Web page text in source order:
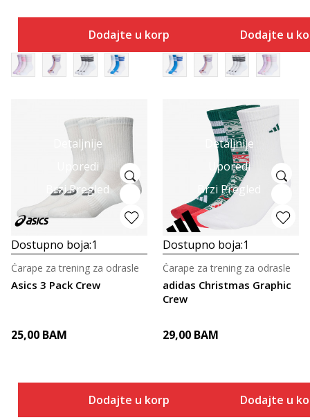
Dodajte u korpu Dodajte u
Detaljnije
Uporedi
Brzi Pregled
Dostupno boja:1
Asics 3 Pack Crew
Čarape za trening za odrasle
25,00 BAM
Dodajte u korpu
Detaljnije
Uporedi
Brzi Pregled
Dostupno boja:1
adidas Christmas Graphic
Crew
Čarape za trening za odrasle
29,00 BAM
Dodajte u